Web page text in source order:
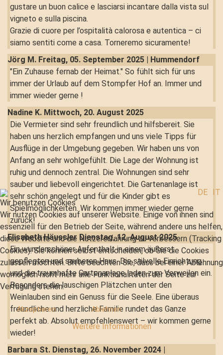
gustare un buon calice e lasciarsi incantare dalla vista sul
vigneto e sulla piscina.
Grazie di cuore per l’ospitalità calorosa e autentica – ci
siamo sentiti come a casa. Torneremo sicuramente!
Jörg M. Freitag, 05. September 2025 | Hummendorf
"Ein Zuhause fernab der Heimat." So fühlt sich für uns
immer der Urlaub auf dem Stompfer Hof an. Immer und
immer wieder gerne !
Nadine K. Mittwoch, 20. August 2025
Die Vermieter sind sehr freundlich und hilfsbereit. Sie
haben uns herzlich empfangen und uns viele Tipps für
Ausflüge in der Umgebung gegeben. Wir haben uns von
Anfang an sehr wohlgefühlt. Die Lage der Wohnung ist
ruhig und dennoch zentral. Die Wohnungen sind sehr
sauber und liebevoll eingerichtet. Die Gartenanlage ist
sehr schön angelegt und für die Kinder gibt es
Spielmöglichkeiten. Wir kommen immer wieder gerne
zurück!
Elisabeth Häussler Dienstag, 12. August 2025
Ein wunderschöner Aufenthalt in einem äußerst
gepflegten und sauberen Haus. Die stilvolle Einrichtung
und die traumhafte Gartenanlage laden zum Verweilen ein.
Besonders die lauschigen Plätzchen unter den
Weinlauben sind ein Genuss für die Seele. Eine überaus
freundliche und herzliche Familie rundet das Ganze
perfekt ab. Absolut empfehlenswert – wir kommen gerne
wieder!
Barbara St. Dienstag, 26. November 2024 |
Wir benutzen Cookies
DE IT
Wir nutzen Cookies auf unserer Website. Einige von ihnen sind
essenziell für den Betrieb der Seite, während andere uns helfen,
diese Website und die Nutzererfahrung zu verbessern (Tracking
Cookies). Sie können selbst entscheiden, ob Sie die Cookies
zulassen möchten. Bitte beachten Sie, dass bei einer Ablehnung
womöglich nicht mehr alle Funktionalitäten der Seite zur
Verfügung stehen.
Akzeptieren Ablehnen
Weitere Informationen